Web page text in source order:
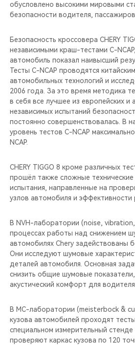
обусловлено высокими мировыми
безопасности водителя,
Безопасность кроссовера CHERY
независимыми краш-тестами C-
автомобиль показал наивысший
Тесты C-NCAP проводятся
автомобильных технологий и
2006 года. За это время методика
в себя все лучшее из европейских и
независимых испытаний
постоянно совершенствовалась. В
уровень тестов C-NCAP
NCAP.
CHERY TIGGO 8 кроме различных
прошёл также сложные технические
испытания, направленные на
узлов автомобиля и эффективности
В NVH-лаборатории (noise,
процессах работы над снижением
автомобилях Chery задействованы
Они исследуют шумовые
деталей автомобиля. Основная
снизить общие шумовые
акустический комфорт для
В MС-лаборатории (meisterbock &
кузова автомобилей проходят
специальном измерительный
проверяют каркас кузова по 120